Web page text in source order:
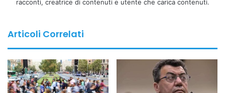
impegnata in progetti di cooperazione sanitaria
mondo. La loro partecipazione si inserisce nel percorso
continui e orientati in particolare alla cura dei bambini e al
rafforzamento delle capacità sanitarie locali.
racconti, creatrice di contenuti e utente che carica contenuti.
Articoli Correlati